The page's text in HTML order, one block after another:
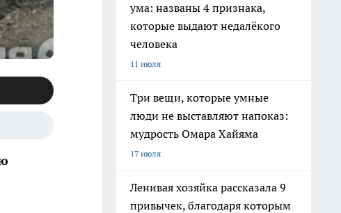
ума: названы 4 признака,
которые выдают недалёкого
человека
11 июля
Три вещи, которые умные
люди не выставляют напоказ:
мудрость Омара Хайяма
17 июля
Ленивая хозяйка рассказала 9
привычек, благодаря которым